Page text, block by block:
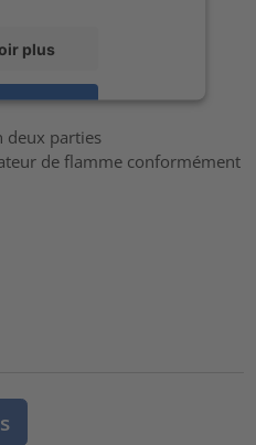
plus
Management Platform
deux parties
de flamme conformément